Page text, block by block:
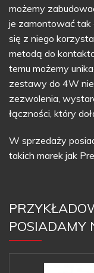
MONITORING GPS
możemy
je zamontować tak
się z niego
metodą do
temu możemy
zestawy do 4W
zezwolenia,
łączności, który
W sprzedaży
takich marek jak
POSIADAMY